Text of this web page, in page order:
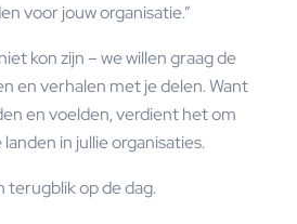
voor jouw organisatie.”
kon zijn – we willen graag de
en verhalen met je delen. Want
en voelden, verdient het om
in jullie organisaties.
terugblik op de dag.